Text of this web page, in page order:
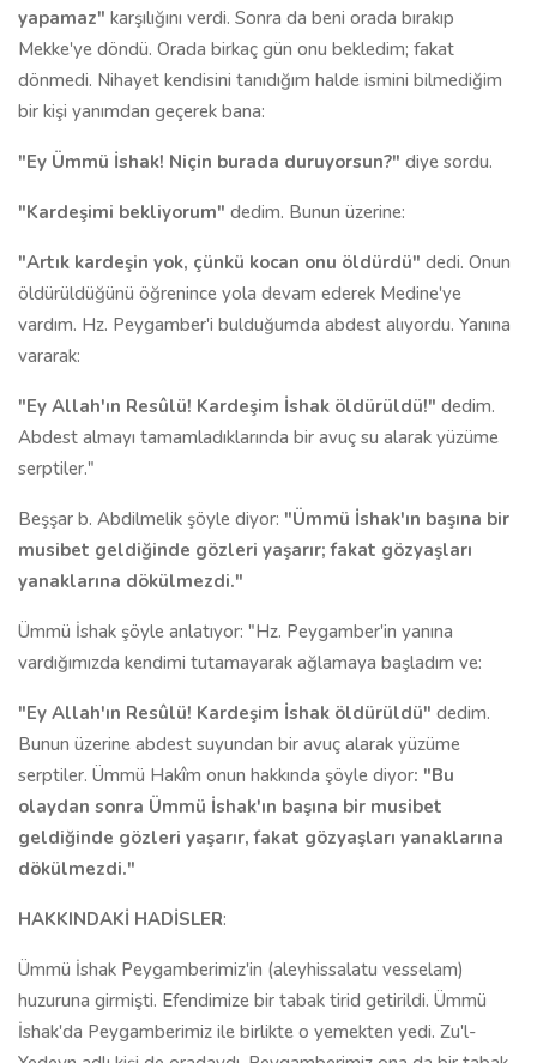
yapamaz" karşılığını verdi. Sonra da beni orada bırakıp
Mekke'ye döndü. Orada birkaç gün onu bekledim; fakat
dönmedi. Nihayet kendisini tanıdığım halde ismini bilmediğim
bir kişi yanımdan geçerek bana:
"Ey Ümmü İshak! Niçin burada duruyorsun?" diye sordu.
"Kardeşimi bekliyorum" dedim. Bunun üzerine:
"Artık kardeşin yok, çünkü kocan onu öldürdü" dedi. Onun
öldürüldüğünü öğrenince yola devam ederek Medine'ye
vardım. Hz. Peygamber'i bulduğumda abdest alıyordu. Yanına
vararak:
"Ey Allah'ın Resûlü! Kardeşim İshak öldürüldü!" dedim.
Abdest almayı tamamladıklarında bir avuç su alarak yüzüme
serptiler."
Beşşar b. Abdilmelik şöyle diyor: "Ümmü İshak'ın başına bir
musibet geldiğinde gözleri yaşarır; fakat gözyaşları
yanaklarına dökülmezdi."
Ümmü İshak şöyle anlatıyor: "Hz. Peygamber'in yanına
vardığımızda kendimi tutamayarak ağlamaya başladım ve:
"Ey Allah'ın Resûlü! Kardeşim İshak öldürüldü" dedim.
Bunun üzerine abdest suyundan bir avuç alarak yüzüme
serptiler. Ümmü Hakîm onun hakkında şöyle diyor: "Bu
olaydan sonra Ümmü İshak'ın başına bir musibet
geldiğinde gözleri yaşarır, fakat gözyaşları yanaklarına
dökülmezdi."
HAKKINDAKİ HADİSLER:
Ümmü İshak Peygamberimiz'in (aleyhissalatu vesselam)
huzuruna girmişti. Efendimize bir tabak tirid getirildi. Ümmü
İshak'da Peygamberimiz ile birlikte o yemekten yedi. Zu'l-